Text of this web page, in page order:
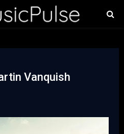
Vanquish